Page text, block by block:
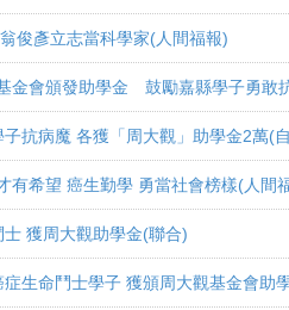
俊彥立志當科學家(人間福報)
金會頒發助學金 鼓勵嘉縣學子勇敢
抗病魔 各獲「周大觀」助學金2萬(
有希望 癌生勤學 勇當社會榜樣(人間
獲周大觀助學金(聯合)
生命鬥士學子 獲頒周大觀基金會助